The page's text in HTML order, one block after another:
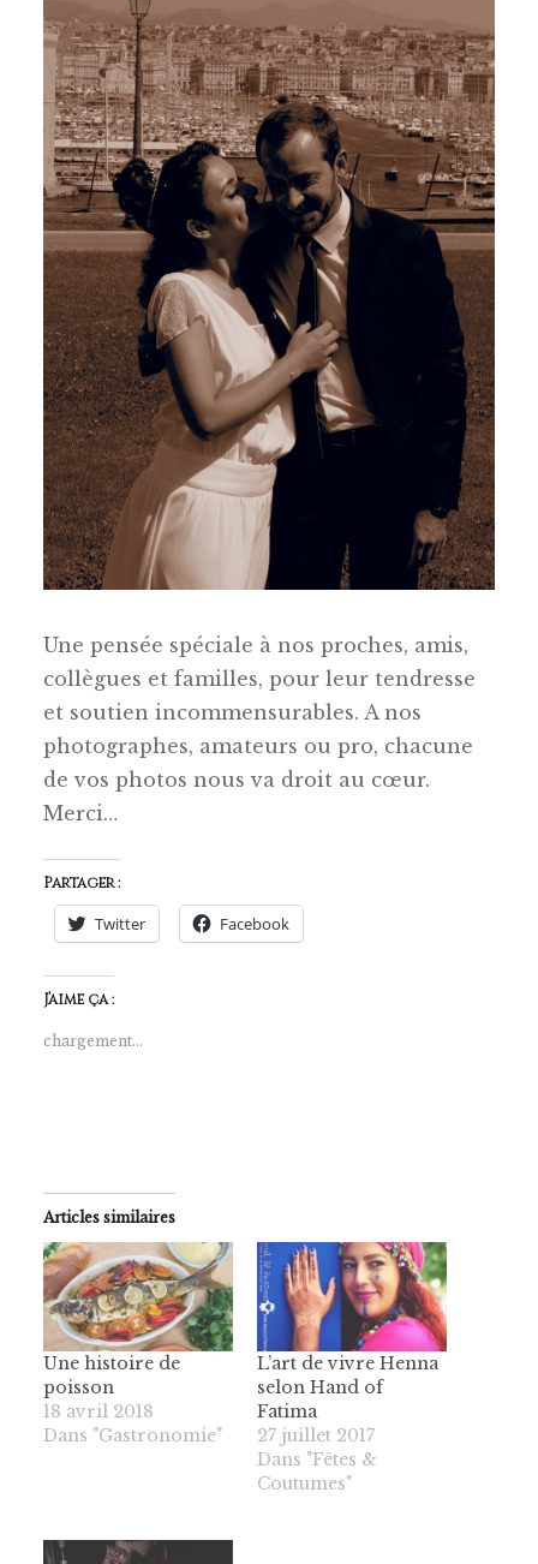
Une pensée spéciale à nos proches, amis,
collègues et familles, pour leur tendresse
et soutien incommensurables. A nos
photographes, amateurs ou pro, chacune
de vos photos nous va droit au cœur.
Merci…
Partager :
Twitter Facebook
J’aime ça :
chargement…
Articles similaires
Une histoire de
poisson
18 avril 2018
Dans "Gastronomie"
L’art de vivre Henna
selon Hand of
Fatima
27 juillet 2017
Dans "Fêtes &
Coutumes"